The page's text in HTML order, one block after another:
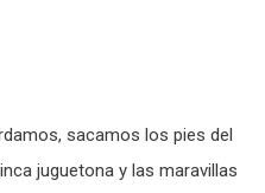
sacamos los pies del
juguetona y las maravillas